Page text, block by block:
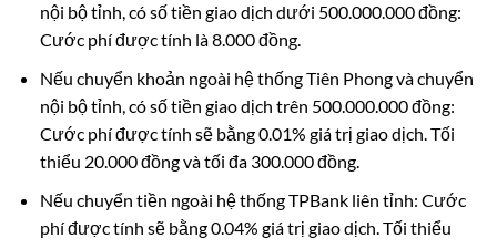
nội bộ tỉnh, có số tiền giao dịch dưới 500.000.000 đồng:
Cước phí được tính là 8.000 đồng.
Nếu chuyển khoản ngoài hệ thống Tiên Phong và chuyển
nội bộ tỉnh, có số tiền giao dịch trên 500.000.000 đồng:
Cước phí được tính sẽ bằng 0.01% giá trị giao dịch. Tối
thiểu 20.000 đồng và tối đa 300.000 đồng.
Nếu chuyển tiền ngoài hệ thống TPBank liên tỉnh: Cước
phí được tính sẽ bằng 0.04% giá trị giao dịch. Tối thiểu